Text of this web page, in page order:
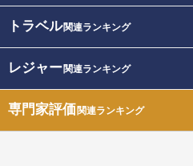
トラベル関連ランキング
レジャー関連ランキング
専門家評価関連ランキング